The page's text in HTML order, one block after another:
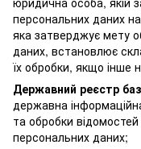
персональних даних
яка затверджує мету
даних, встановлює
їх обробки, якщо інше
Державний реєстр
державна
та обробки
персональних даних;